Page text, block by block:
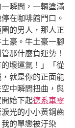
瞬間，一輛塗滿
在咖啡館門口。
的男人，那人正
豪。牛土豪一腳
那什麼負運勢！
壞運氣！」「從
就是你的正面能
中瞬間扭曲，與
始下起德系車零
光的小小黃銅齒
的單戀被汙染